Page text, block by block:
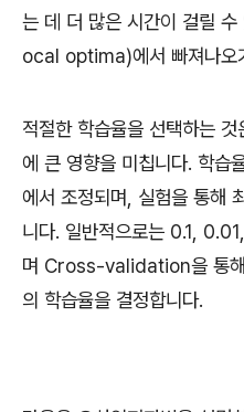
는 데 더 많은 시간이 걸릴
ocal optima)에서 빠져나오
적절한 학습율을 선택하는
에 큰 영향을 미칩니다. 학습
에서 조정되며, 실험을 통해
니다. 일반적으로는 0.1,
며 Cross-validation을 통해
의 학습율을 결정합니다.